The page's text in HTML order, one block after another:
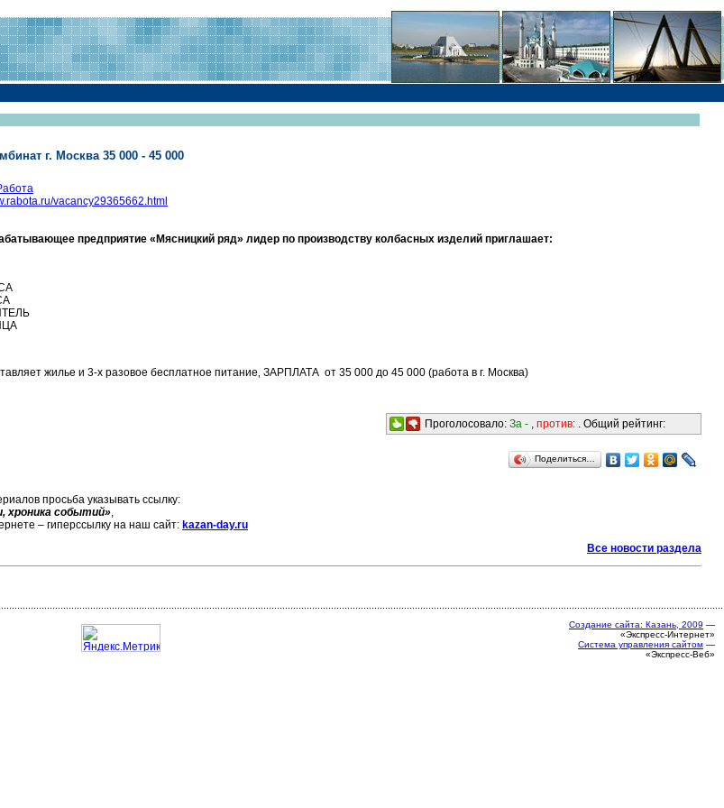
г. Москва 35 000 - 45 000
vacancy29365662.html
предприятие «Мясницкий ряд» лидер по производству колбасных изделий приглашает:
жилье и 3-х разовое бесплатное питание‚ ЗАРПЛАТА от 35 000 до 45 000 (работа в г. Москва)
Проголосовало: За - , против: . Общий рейтинг:
Поделиться…
просьба указывать ссылку:
хроника событий»,
– гиперссылку на наш сайт: kazan-day.ru
Все новости раздела
Создание сайта: Казань, 2009 —
«Экспресс-Интернет»
Система управления сайтом —
«Экспресс-Веб»